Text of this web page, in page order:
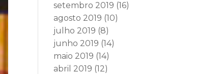
setembro 2019 (16)
agosto 2019 (10)
julho 2019 (8)
junho 2019 (14)
maio 2019 (14)
abril 2019 (12)